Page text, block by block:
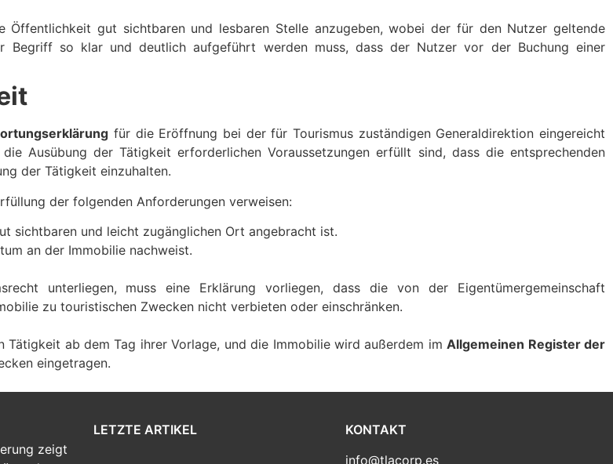
Öffentlichkeit gut sichtbaren und lesbaren Stelle anzugeben, wobei der für den Nutzer geltende
Begriff so klar und deutlich aufgeführt werden muss, dass der Nutzer vor der Buchung einer
für die Eröffnung bei der für Tourismus zuständigen Generaldirektion eingereicht
Ausübung der Tätigkeit erforderlichen Voraussetzungen erfüllt sind, dass die entsprechenden
der Tätigkeit einzuhalten.
der folgenden Anforderungen verweisen:
sichtbaren und leicht zugänglichen Ort angebracht ist.
an der Immobilie nachweist.
unterliegen, muss eine Erklärung vorliegen, dass die von der Eigentümergemeinschaft
zu touristischen Zwecken nicht verbieten oder einschränken.
ab dem Tag ihrer Vorlage, und die Immobilie wird außerdem imAllgemeinen Register der
eingetragen.
zeigt
LETZTE ARTIKEL
KONTAKT
info@tlacorp.es